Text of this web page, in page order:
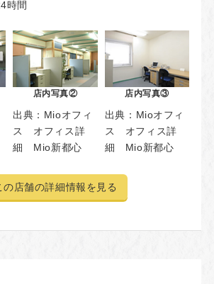
時間
店内写真②
出典： Mioオフィ
ス オフィス詳
細 Mio新都心
店内写真③
出典： Mioオフィ
ス オフィス詳
細 Mio新都心
の店舗の詳細情報を見る